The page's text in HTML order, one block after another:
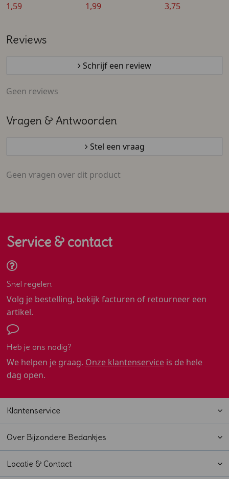
persoonlijke sticker -
1,59
vrijwilligers - Zakje
1,99
bedankje - Kraft
3,75
Reviews
Schrijf een review
Geen reviews
Vragen & Antwoorden
Stel een vraag
Geen vragen over dit product
Service & contact
Snel regelen
Volg je bestelling, bekijk facturen of retourneer een
artikel.
Heb je ons nodig?
We helpen je graag. Onze klantenserviceis de hele
dag open.
Klantenservice
Over Bijzondere Bedankjes
Locatie & Contact